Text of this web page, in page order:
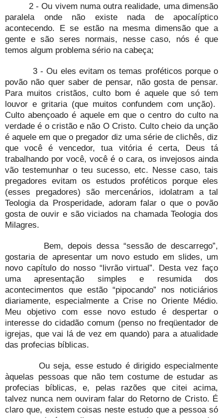
2 - Ou vivem numa outra realidade, uma dimensão
paralela onde não existe nada de apocalíptico
acontecendo. E se estão na mesma dimensão que a
gente e são seres normais, nesse caso, nós é que
temos algum problema sério na cabeça;
3 - Ou eles evitam os temas proféticos porque o
povão não quer saber de pensar, não gosta de pensar.
Para muitos cristãos, culto bom é aquele que só tem
louvor e gritaria (que muitos confundem com unção).
Culto abençoado é aquele em que o centro do culto na
verdade é o cristão e não O Cristo. Culto cheio da unção
é aquele em que o pregador diz uma série de clichês, diz
que você é vencedor, tua vitória é certa, Deus tá
trabalhando por você, você é o cara, os invejosos ainda
vão testemunhar o teu sucesso, etc. Nesse caso, tais
pregadores evitam os estudos proféticos porque eles
(esses pregadores) são mercenários, idolatram a tal
Teologia da Prosperidade, adoram falar o que o povão
gosta de ouvir e são viciados na chamada Teologia dos
Milagres.
Bem, depois dessa “sessão de descarrego”,
gostaria de apresentar um novo estudo em slides, um
novo capítulo do nosso “livrão virtual”. Desta vez faço
uma apresentação simples e resumida dos
acontecimentos que estão “pipocando” nos noticiários
diariamente, especialmente a Crise no Oriente Médio.
Meu objetivo com esse novo estudo é despertar o
interesse do cidadão comum (penso no freqüentador de
igrejas, que vai lá de vez em quando) para a atualidade
das profecias bíblicas.
Ou seja, esse estudo é dirigido especialmente
àquelas pessoas que não tem costume de estudar as
profecias bíblicas, e, pelas razões que citei acima,
talvez nunca nem ouviram falar do Retorno de Cristo. É
claro que, existem coisas neste estudo que a pessoa só